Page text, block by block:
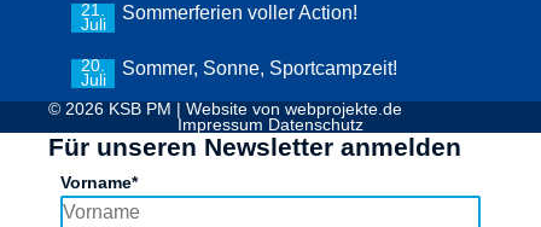
21.
Juli
Sommerferien voller Action!
20.
Juli
Sommer, Sonne, Sportcampzeit!
© 2026 KSB PM | Website von webprojekte.de
Impressum Datenschutz
Für unseren Newsletter anmelden
Vorname*